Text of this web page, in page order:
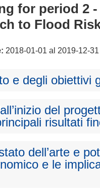
for period 2 -
to Flood
2018-01-01 al 2019-12-31
e degli obiettivi
del
risultati
dell’arte e
e le